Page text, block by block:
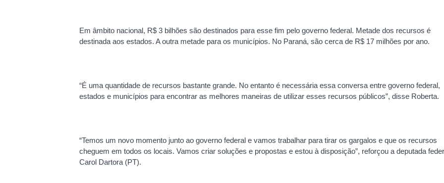
Em âmbito nacional, R$ 3 bilhões são destinados para esse fim pelo governo federal. Metade dos recursos é
destinada aos estados. A outra metade para os municípios. No Paraná, são cerca de R$ 17 milhões por ano.
“É uma quantidade de recursos bastante grande. No entanto é necessária essa conversa entre governo federal,
estados e municípios para encontrar as melhores maneiras de utilizar esses recursos públicos”, disse Roberta.
“Temos um novo momento junto ao governo federal e vamos trabalhar para tirar os gargalos e que os recursos
cheguem em todos os locais. Vamos criar soluções e propostas e estou à disposição”, reforçou a deputada
Carol Dartora (PT).